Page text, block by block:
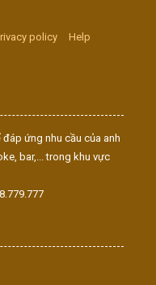
policy
Help
ứng nhu cầu của anh
bar,... trong khu vực